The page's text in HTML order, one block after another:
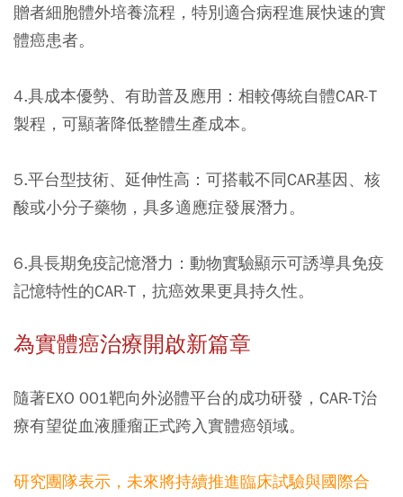
贈者細胞體外培養流程，特別適合病程進展快速的實
體癌患者。
4.具成本優勢、有助普及應用： 相較傳統自體CAR-T
製程，可顯著降低整體生產成本。
5.平台型技術、延伸性高： 可搭載不同CAR基因、核
酸或小分子藥物，具多適應症發展潛力。
6.具長期免疫記憶潛力： 動物實驗顯示可誘導具免疫
記憶特性的CAR-T，抗癌效果更具持久性。
為實體癌治療開啟新篇章
隨著EXO 001靶向外泌體平台的成功研發，CAR-T治
療有望從血液腫瘤正式跨入實體癌領域。
研究團隊表示，未來將持續推進臨床試驗與國際合